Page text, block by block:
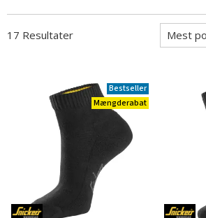
17 Resultater
Bestseller
Mængderabat